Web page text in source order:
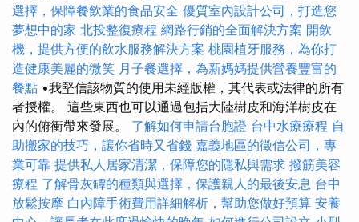
選擇，保障餐飲業的食品安全 優質室內設計公司，打造您
夢想中的家 北投整復療程 網路行銷的全面解決方案 開飲
機，提供方便的飲水服務解決方案 桃園植牙服務，為你打
造健康美麗的微笑 月子餐選擇，為新媽媽提供營養豐富的
餐點 •我堅信該物質的使用未經版權，其代表或法律的所有
者授權。 這些東西也可以通過包括大陸樹皮和海洋樹皮在
內的俯衝帶來發展。 了解如何申請台胞證 台中水療療程 自
助搬家的技巧，讓你省時又省錢 嘉義地區的徵信公司，專
業可靠 提供私人居家清潔，保障您的隱私與需求 撥筋美容
療程 了解骨灰罈的種類與選擇，保護親人的最後安息 台中
放鬆按摩 白內障手術費用詳細解析，幫助您做好預算 安養